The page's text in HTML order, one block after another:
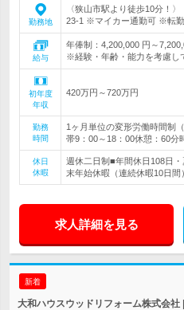
勤務地
〈狭山市駅より徒歩10分！
23-1 ※マイカー通勤可 ※転
給与
年俸制：4,200,000 円～
※経験・年齢・能力を考慮し
初年度
年収
420万円～720万円
勤務
時間
1ヶ月単位の変形労働時間制
帯9：00～18：00休憩：60分
休日
休暇
週休二日制■年間休日108日
末年始休暇（連続休暇10日間
求人詳細を見る
新着
大和ハウスウッドリフォーム株式会